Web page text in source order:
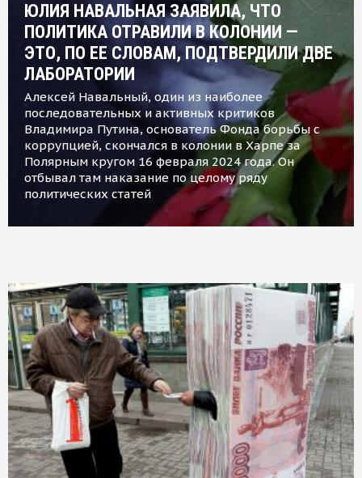
ЮЛИЯ НАВАЛЬНАЯ ЗАЯВИЛА, ЧТО
ПОЛИТИКА ОТРАВИЛИ В КОЛОНИИ —
ЭТО, ПО ЕЕ СЛОВАМ, ПОДТВЕРДИЛИ ДВЕ
ЛАБОРАТОРИИ
Алексей Навальный, один из наиболее
последовательных и активных критиков
Владимира Путина, основатель Фонда борьбы с
коррупцией, скончался в колонии в Харпе за
Полярным кругом 16 февраля 2024 года. Он
отбывал там наказание по целому ряду
политических статей